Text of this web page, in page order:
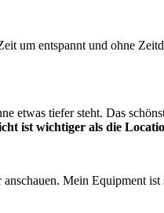
um entspannt und ohne
etwas tiefer steht. Das
ist wichtiger als die
Mein Equipment